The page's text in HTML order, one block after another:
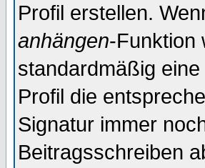
Profil erstellen.
anhängen-Funktion
standardmäßig
Profil die
Signatur immer
Beitragsschreiben